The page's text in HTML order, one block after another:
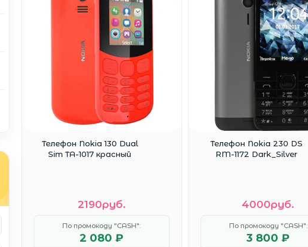
Телефон Nokia 130 Dual
Sim TA-1017 красный
2190руб.
По промокоду "CASH":
2 080 ₽
Телефон Nokia 230 DS
RM-1172 Dark_Silver
4000руб.
По промокоду "CASH":
3 800 ₽